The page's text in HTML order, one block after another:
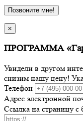
Позвоните мне!
×
ПРОГРАММА
Увидели в другом
снизим нашу цену!
Телефон
Адрес электронной
Ссылка на страницу с